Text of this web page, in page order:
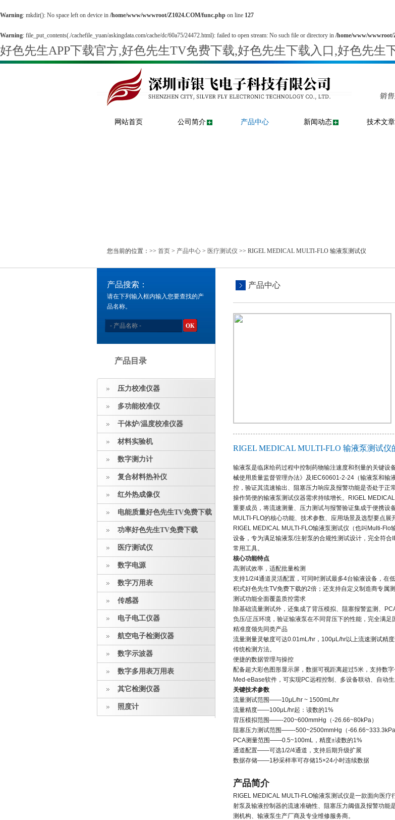
Warning: mkdir(): No space left on device in /home/www/wwwroot/Z1024.COM/func.php on line 127
Warning: file_put_contents(./cachefile_yuan/askingdata.com/cache/dc/60a75/24472.html): failed to open stream: No such file or directory in /home/www/
好色先生APP下载官方,好色先生TV免费下载,好色先生下载入口,好色先生
网站首页 公司简介 产品中心 新闻动态 技术文章
您当前的位置：>> 首页 > 产品中心 > 医疗测试仪 >> RIGEL MEDICAL MULTI-FLO 输液泵测试仪
产品搜索：
请在下列输入框内输入您要查找的产
品名称。
产品目录
压力校准仪器
多功能校准仪
干体炉/温度校准仪器
材料实验机
数字测力计
复合材料热补仪
红外热成像仪
电能质量好色先生TV免费下载
功率好色先生TV免费下载
医疗测试仪
数字电源
数字万用表
传感器
电子电工仪器
航空电子检测仪器
数字示波器
数字多用表万用表
其它检测仪器
照度计
产品中心
RIGEL MEDICAL MULTI-FLO 输液泵测试仪
输液泵是临床给药过程中控制药物输注速度和剂量的关键
械使用质量监督管理办法》及IEC60601-2-24（输液泵和输
控，验证其流速输出、阻塞压力响应及报警功能是否处于正
操作简便的输液泵测试仪器需求持续增长。
RIGEL
重要成员，将流速测量、压力测试与报警验证集成于便携设
MULTI-FLO的核心功能、技术参数、应用场景及选型要点展
RIGEL MEDICAL MULTI-FLO输液泵测试仪（也叫Multi-
设备，专为满足输液泵/注射泵的合规性测试设计，完全符
常用工具。
核心功能特点
‌高测试效率，适配批量检测‌
支持1/2/4通道灵活配置，可同时测试最多4台输液设备，在
积式好色先生TV免费下载的2倍；还支持自定义制造商专属
‌测试功能全面覆盖质控需求‌
除基础流量测试外，还集成了背压模拟、阻塞报警监测、
负压/正压环境，验证输液泵在不同背压下的性能，完全满足
‌精准度领先同类产品‌
流量测量灵敏度可达0.01mL/hr，100μL/hr以上流速测试精
传统检测方法。
‌便捷的数据管理与操控‌
配备超大彩色图形显示屏，数据可视距离超过5米，支持数
Med-eBase软件，可实现PC远程控制、多设备联动、自动
关键技术参数
流量测试范围——10μL/hr ~ 1500mL/hr
流量精度——100μL/hr起：读数的1%
背压模拟范围——-200~600mmHg（-26.66~80kPa）
阻塞压力测试范围——-500~2500mmHg（-66.66~333.3kPa
PCA测量范围——0.5~100mL，精度±读数的1%
通道配置——可选1/2/4通道，支持后期升级扩展
数据存储——1秒采样率可存储15×24小时连续数据
产品简介
RIGEL MEDICAL MULTI-FLO输液泵测试仪是一款面向医疗
射泵及输液控制器的流速准确性、阻塞压力阈值及报警功
测机构、输液泵生产厂商及专业维修服务商。